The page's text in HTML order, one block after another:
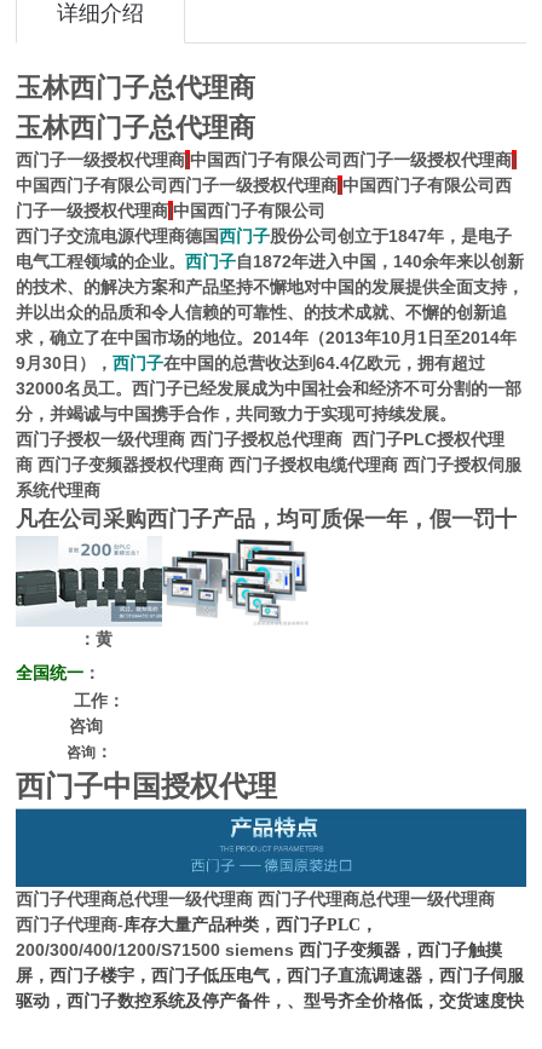
详细介绍
玉林西门子总代理商
玉林西门子总代理商
西门子一级授权代理商|中国西门子有限公司西门子一级授权代理商|
中国西门子有限公司西门子一级授权代理商|中国西门子有限公司西
门子一级授权代理商|中国西门子有限公司
西门子交流电源代理商德国西门子股份公司创立于1847年，是电子
电气工程领域的企业。西门子自1872年进入中国，140余年来以创新
的技术、的解决方案和产品坚持不懈地对中国的发展提供全面支持，
并以出众的品质和令人信赖的可靠性、的技术成就、不懈的创新追
求，确立了在中国市场的地位。2014年（2013年10月1日至2014年
9月30日），西门子在中国的总营收达到64.4亿欧元，拥有超过
32000名员工。西门子已经发展成为中国社会和经济不可分割的一部
分，并竭诚与中国携手合作，共同致力于实现可持续发展。
西门子授权一级代理商 西门子授权总代理商 西门子PLC授权代理
商 西门子变频器授权代理商 西门子授权电缆代理商 西门子授权伺服
系统代理商
凡在公司采购西门子产品，均可质保一年，假一罚十
：黄
全国统一 ：
工作：
咨询
咨询 ：
西门子中国授权代理
西门子代理商总代理一级代理商 西门子代理商总代理一级代理商
西门子代理商-库存大量产品种类，西门子PLC，
200/300/400/1200/S71500 siemens西门子变频器，西门子触摸
屏，西门子楼宇，西门子低压电气，西门子直流调速器，西门子伺服
驱动，西门子数控系统及停产备件，、型号齐全价格低，交货速度快